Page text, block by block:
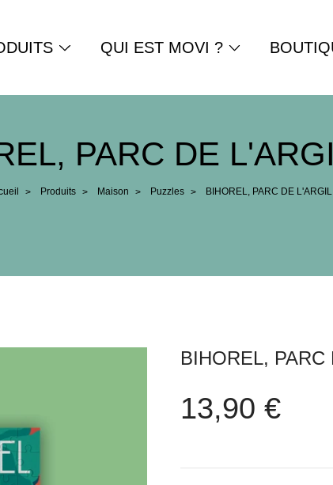
QUI EST MOVI ?
PARC DE
> Produits > Maison > Puzzles > BIHOREL, PARC DE
BIHOREL,
13,90 €